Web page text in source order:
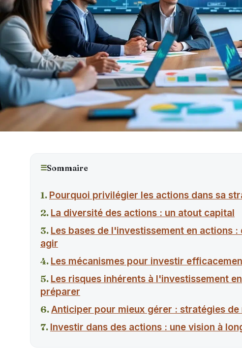
☰Sommaire
Pourquoi privilégier les actions dans sa
La diversité des actions : un atout capital
Les bases de l'investissement en actions
agir
Les mécanismes pour investir
Les risques inhérents à l'investissement
préparer
Anticiper pour mieux gérer : stratégies
Investir dans des actions : une vision à